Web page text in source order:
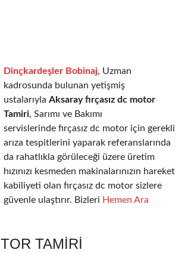
Dinçkardeşler Bobinaj, Uzman
kadrosunda bulunan yetişmiş
ustalarıyla Aksaray fırçasız dc motor
Tamiri, Sarımı ve Bakımı
servislerinde fırçasız dc motor için gerekli
arıza tespitlerini yaparak referanslarında
da rahatlıkla görüleceği üzere üretim
hızınızı kesmeden makinalarınızın hareket
kabiliyeti olan fırçasız dc motor sizlere
güvenle ulaştırır. Bizleri Hemen Ara
TAMIRI